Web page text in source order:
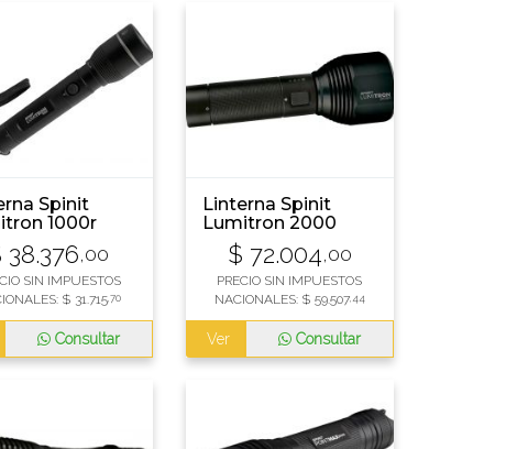
Spinit
1000r
38.376,00
SIN IMPUESTOS
$ 31.715,70
Consultar
Linterna Spinit
Lumitron 2000
Recargable
$ 72.004,00
PRECIO SIN IMPUESTOS
NACIONALES: $ 59.507,44
Ver Consultar